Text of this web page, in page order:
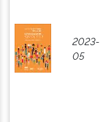
2023-
05